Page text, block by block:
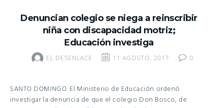
Denuncian colegio se niega a reinscribir
niña con discapacidad motriz;
Educación investiga
EL DESENLACE 11 AGOSTO, 2017 0
SANTO DOMINGO. El Ministerio de Educación ordenó
investigar la denuncia de que el colegio Don Bosco, de